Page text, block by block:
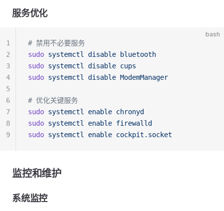
服务优化
bash
# 禁用不必要服务
sudo systemctl disable bluetooth
sudo systemctl disable cups
sudo systemctl disable ModemManager
# 优化关键服务
sudo systemctl enable chronyd
sudo systemctl enable firewalld
sudo systemctl enable cockpit.socket
1
2
3
4
5
6
7
8
9
监控和维护
系统监控